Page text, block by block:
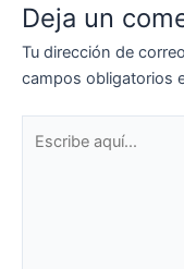
Deja un
Tu dirección de
campos obligatorios
aquí...